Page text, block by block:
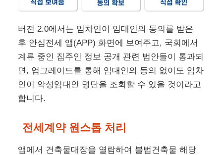
버전 2.0에서는 임차인이 임대인의 동의를 받은
후 안심전세 앱(APP) 화면에 보여주고, 국회에서
계류 중인 집주인 정보 공개 관련 법안들이 통과되
면, 업그레이드를 통해 임대인의 동의 없이도 임차
인이 악성임대인 명단을 조회할 수 있을 것이라고
합니다.
전세계약 원스톱 처리
앱에서 건축물대장을 열람하여 불법건축물 해당